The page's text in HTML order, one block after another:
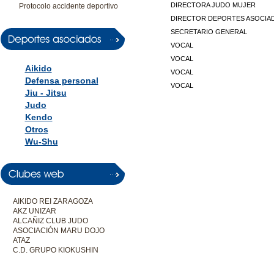
Protocolo accidente deportivo
Aikido
Defensa personal
Jiu - Jitsu
Judo
Kendo
Otros
Wu-Shu
AIKIDO REI ZARAGOZA
AKZ UNIZAR
ALCAÑIZ CLUB JUDO
ASOCIACIÓN MARU DOJO
ATAZ
C.D. GRUPO KIOKUSHIN
DIRECTORA JUDO MUJER
DIRECTOR DEPORTES
SECRETARIO GENERAL
VOCAL
VOCAL
VOCAL
VOCAL